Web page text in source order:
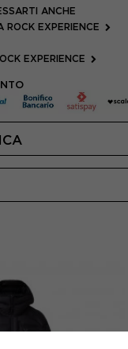
ANCHE
ROCK EXPERIENCE
EXPERIENCE